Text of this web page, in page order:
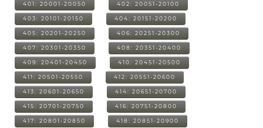
401: 20001-20050 402: 20051-20100
403: 20101-20150 404: 20151-20200
405: 20201-20250 406: 20251-20300
407: 20301-20350 408: 20351-20400
409: 20401-20450 410: 20451-20500
411: 20501-20550 412: 20551-20600
413: 20601-20650 414: 20651-20700
415: 20701-20750 416: 20751-20800
417: 20801-20850 418: 20851-20900